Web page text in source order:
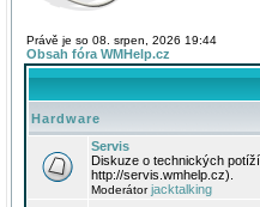
Právě je so 08. srpen, 2026 19:44
Obsah fóra WMHelp.cz
Hardware
Servis
Diskuze o technických
http://servis.wmhelp.cz).
Moderátorjacktalking